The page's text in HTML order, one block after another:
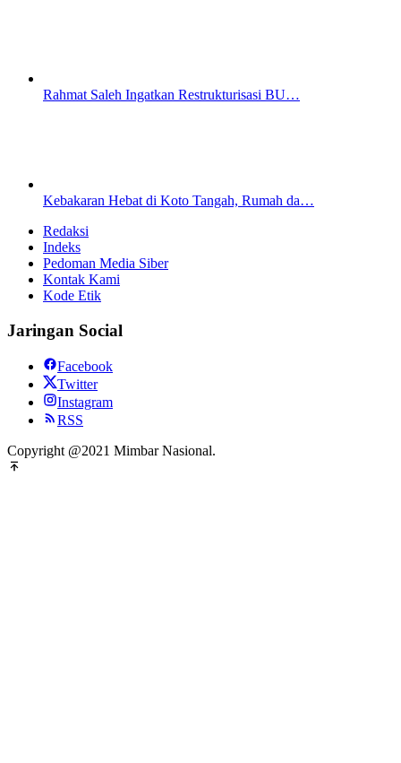
Rahmat Saleh Ingatkan Restrukturisasi BU…
Kebakaran Hebat di Koto Tangah, Rumah da…
Redaksi
Indeks
Pedoman Media Siber
Kontak Kami
Kode Etik
Jaringan Social
Facebook
Twitter
Instagram
RSS
Copyright @2021 Mimbar Nasional.